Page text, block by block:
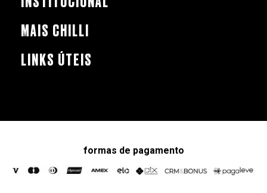
MAIS CHILLI
LINKS ÚTEIS
formas de pagamento